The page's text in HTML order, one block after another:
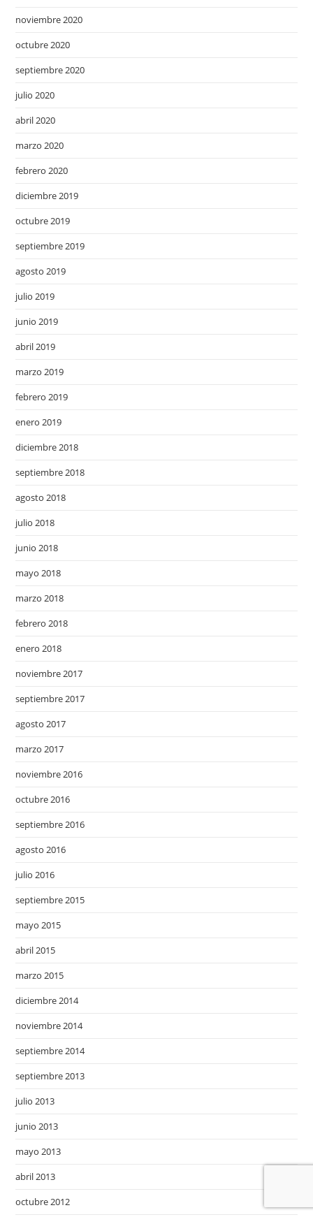
noviembre 2020
octubre 2020
septiembre 2020
julio 2020
abril 2020
marzo 2020
febrero 2020
diciembre 2019
octubre 2019
septiembre 2019
agosto 2019
julio 2019
junio 2019
abril 2019
marzo 2019
febrero 2019
enero 2019
diciembre 2018
septiembre 2018
agosto 2018
julio 2018
junio 2018
mayo 2018
marzo 2018
febrero 2018
enero 2018
noviembre 2017
septiembre 2017
agosto 2017
marzo 2017
noviembre 2016
octubre 2016
septiembre 2016
agosto 2016
julio 2016
septiembre 2015
mayo 2015
abril 2015
marzo 2015
diciembre 2014
noviembre 2014
septiembre 2014
septiembre 2013
julio 2013
junio 2013
mayo 2013
abril 2013
octubre 2012